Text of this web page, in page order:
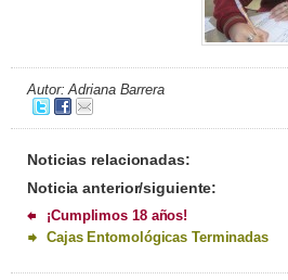
Autor: Adriana Barrera
Noticias relacionadas:
Noticia anterior/siguiente:
¡Cumplimos 18 años!
Cajas Entomológicas Terminadas